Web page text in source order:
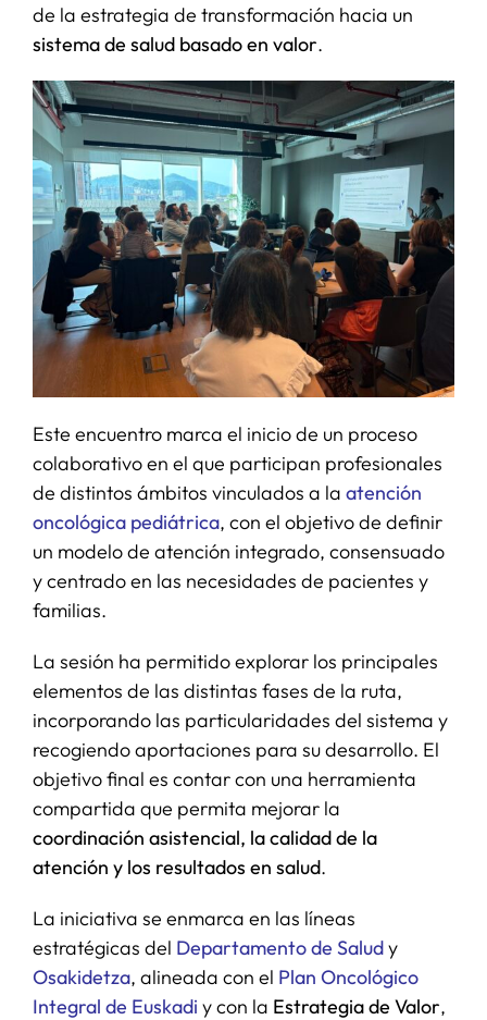
de la estrategia de transformación hacia un
sistema de salud basado en valor.
Este encuentro marca el inicio de un proceso
colaborativo en el que participan profesionales
de distintos ámbitos vinculados a la atención
oncológica pediátrica, con el objetivo de definir
un modelo de atención integrado, consensuado
y centrado en las necesidades de pacientes y
familias.
La sesión ha permitido explorar los principales
elementos de las distintas fases de la ruta,
incorporando las particularidades del sistema y
recogiendo aportaciones para su desarrollo. El
objetivo final es contar con una herramienta
compartida que permita mejorar la
coordinación asistencial, la calidad de la
atención y los resultados en salud.
La iniciativa se enmarca en las líneas
estratégicas del Departamento de Saludy
Osakidetza, alineada con el Plan Oncológico
Integral de Euskadi y con la Estrategia de Valor,